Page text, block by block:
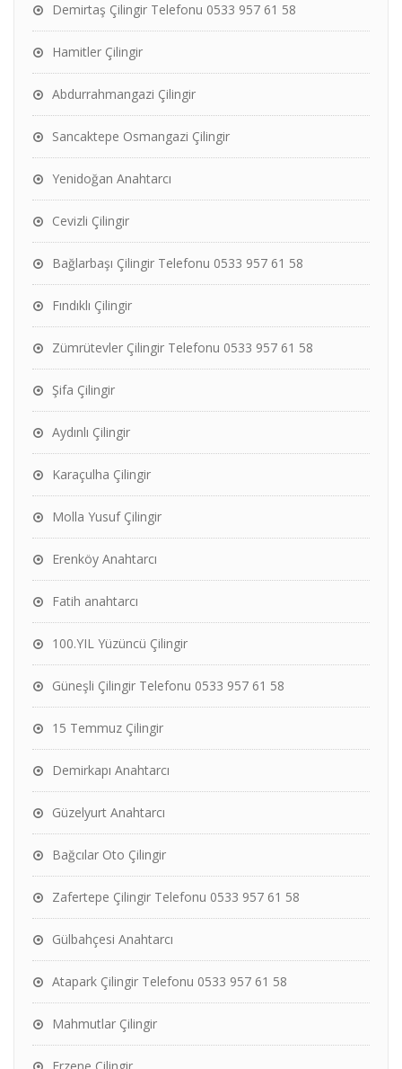
Demirtaş Çilingir Telefonu 0533 957 61 58
Hamitler Çilingir
Abdurrahmangazi Çilingir
Sancaktepe Osmangazi Çilingir
Yenidoğan Anahtarcı
Cevizli Çilingir
Bağlarbaşı Çilingir Telefonu 0533 957 61 58
Fındıklı Çilingir
Zümrütevler Çilingir Telefonu 0533 957 61 58
Şifa Çilingir
Aydınlı Çilingir
Karaçulha Çilingir
Molla Yusuf Çilingir
Erenköy Anahtarcı
Fatih anahtarcı
100.YIL Yüzüncü Çilingir
Güneşli Çilingir Telefonu 0533 957 61 58
15 Temmuz Çilingir
Demirkapı Anahtarcı
Güzelyurt Anahtarcı
Bağcılar Oto Çilingir
Zafertepe Çilingir Telefonu 0533 957 61 58
Gülbahçesi Anahtarcı
Atapark Çilingir Telefonu 0533 957 61 58
Mahmutlar Çilingir